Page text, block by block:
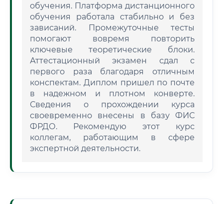
обучения. Платформа дистанционного
обучения работала стабильно и без
зависаний. Промежуточные тесты
помогают вовремя повторить
ключевые теоретические блоки.
Аттестационный экзамен сдал с
первого раза благодаря отличным
конспектам. Диплом пришел по почте
в надежном и плотном конверте.
Сведения о прохождении курса
своевременно внесены в базу ФИС
ФРДО. Рекомендую этот курс
коллегам, работающим в сфере
экспертной деятельности.